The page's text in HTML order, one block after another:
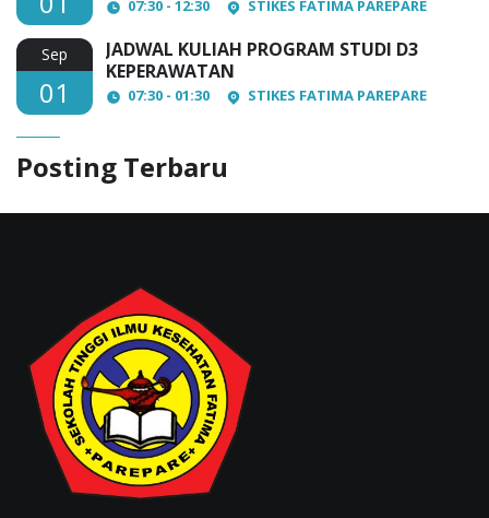
07:30 - 12:30 STIKES FATIMA PAREPARE
Sep
01
JADWAL KULIAH PROGRAM STUDI D3
KEPERAWATAN
07:30 - 01:30 STIKES FATIMA PAREPARE
Posting Terbaru